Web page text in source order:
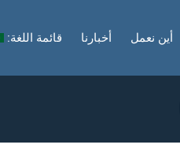
أين نعمل أخبارنا قائمة اللغة: